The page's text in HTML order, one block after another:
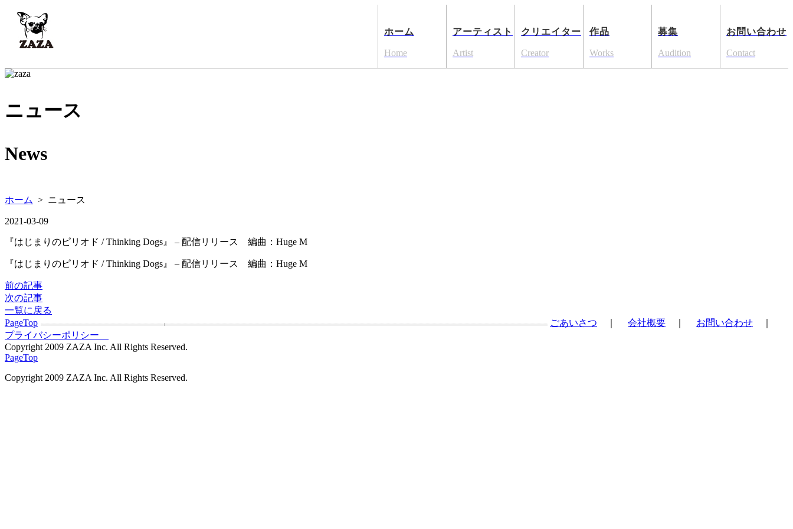
ホーム
Home
アーティスト
Artist
クリエイター
Creator
作品
Works
募集
Audition
お問い合わせ
Contact
ニュース
News
ホーム > ニュース
2021-03-09
『はじまりのピリオド / Thinking Dogs』 – 配信リリース 編曲：Huge M
『はじまりのピリオド / Thinking Dogs』 – 配信リリース 編曲：Huge M
前の記事
次の記事
一覧に戻る
PageTop
ごあいさつ 会社概要 お問い合わせ
プライバシーポリシー
Copyright 2009 ZAZA Inc. All Rights Reserved.
PageTop
Copyright 2009 ZAZA Inc. All Rights Reserved.